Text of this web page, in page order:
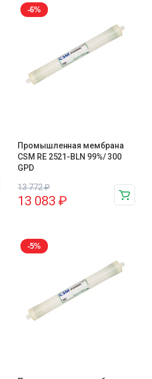
-6%
Промышленная мембрана
CSM RE 2521-BLN 99%/ 300
GPD
13 772₽
13 083 ₽
-5%